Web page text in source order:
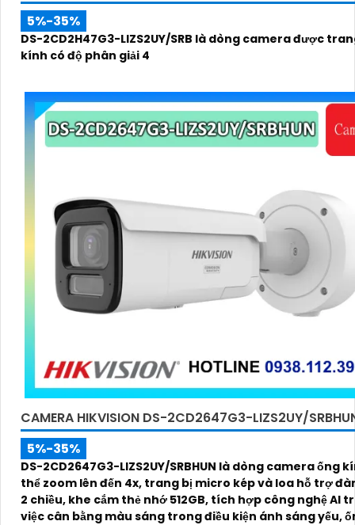
5%-35%
DS-2CD2H47G3-LIZS2UY/SRB là dòng camera được
kính có độ phân giải 4
CAMERA HIKVISION DS-2CD2647G3-LIZS2UY/
5%-35%
DS-2CD2647G3-LIZS2UY/SRBHUN là dòng camera ống
thể zoom lên đến 4x, trang bị micro kép và loa hỗ trợ
2 chiều, khe cắm thẻ nhớ 512GB, tích hợp công nghệ AI
việc cân bằng màu sáng trong điều kiện ánh sáng yếu,